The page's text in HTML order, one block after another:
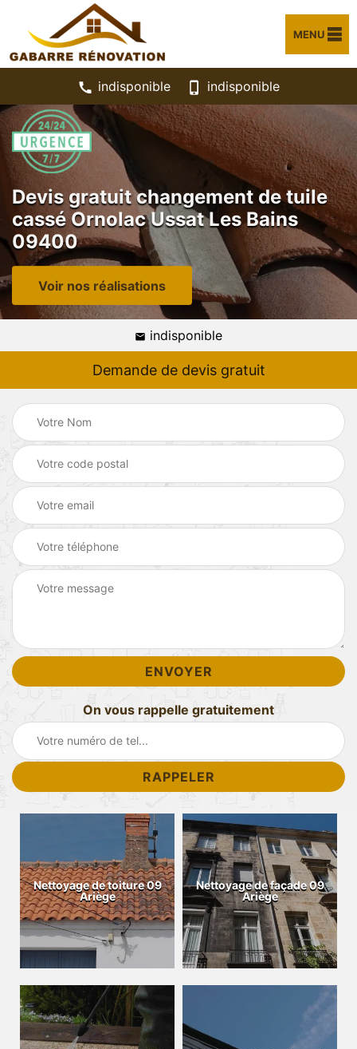
MENU
indisponible indisponible
Devis gratuit changement de tuile
cassé Ornolac Ussat Les Bains
09400
Voir nos réalisations
indisponible
Demande de devis gratuit
On vous rappelle gratuitement
Nettoyage de toiture 09
Ariège
Nettoyage de façade 09
Ariège